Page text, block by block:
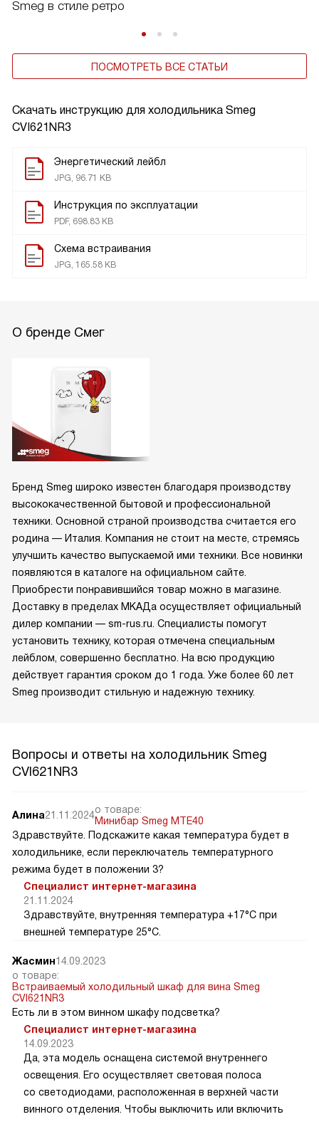
Скачать инструкцию для холодильника Smeg
CVI621NR3
Энергетический лейбл
JPG, 96.71 KB
Инструкция по эксплуатации
PDF, 698.83 KB
Схема встраивания
JPG, 165.58 KB
Smeg в стиле ретро
ПОСМОТРЕТЬ ВСЕ СТАТЬИ
О бренде Смег
Бренд Smeg широко известен благодаря производству
высококачественной бытовой и профессиональной
техники. Основной страной производства считается его
родина — Италия. Компания не стоит на месте, стремясь
улучшить качество выпускаемой ими техники. Все новинки
появляются в каталоге на официальном сайте.
Приобрести понравившийся товар можно в магазине.
Доставку в пределах МКАДа осуществляет официальный
дилер компании — sm-rus.ru. Специалисты помогут
установить технику, которая отмечена специальным
лейблом, совершенно бесплатно. На всю продукцию
действует гарантия сроком до 1 года. Уже более 60 лет
Smeg производит стильную и надежную технику.
Вопросы и ответы на холодильник Smeg
CVI621NR3
Алина21.11.2024о товаре:
Минибар Smeg MTE40
Здравствуйте. Подскажите какая температура будет в
холодильнике, если переключатель температурного
режима будет в положении 3?
Специалист интернет-магазина
21.11.2024
Здравствуйте, внутренняя температура +17°C при
внешней температуре 25°C.
Жасмин14.09.2023
о товаре:
Встраиваемый холодильный шкаф для вина Smeg
CVI621NR3
Есть ли в этом винном шкафу подсветка?
Специалист интернет-магазина
14.09.2023
Да, эта модель оснащена системой внутреннего
освещения. Его осуществляет световая полоса
со светодиодами, расположенная в верхней части
винного отделения. Чтобы выключить или включить